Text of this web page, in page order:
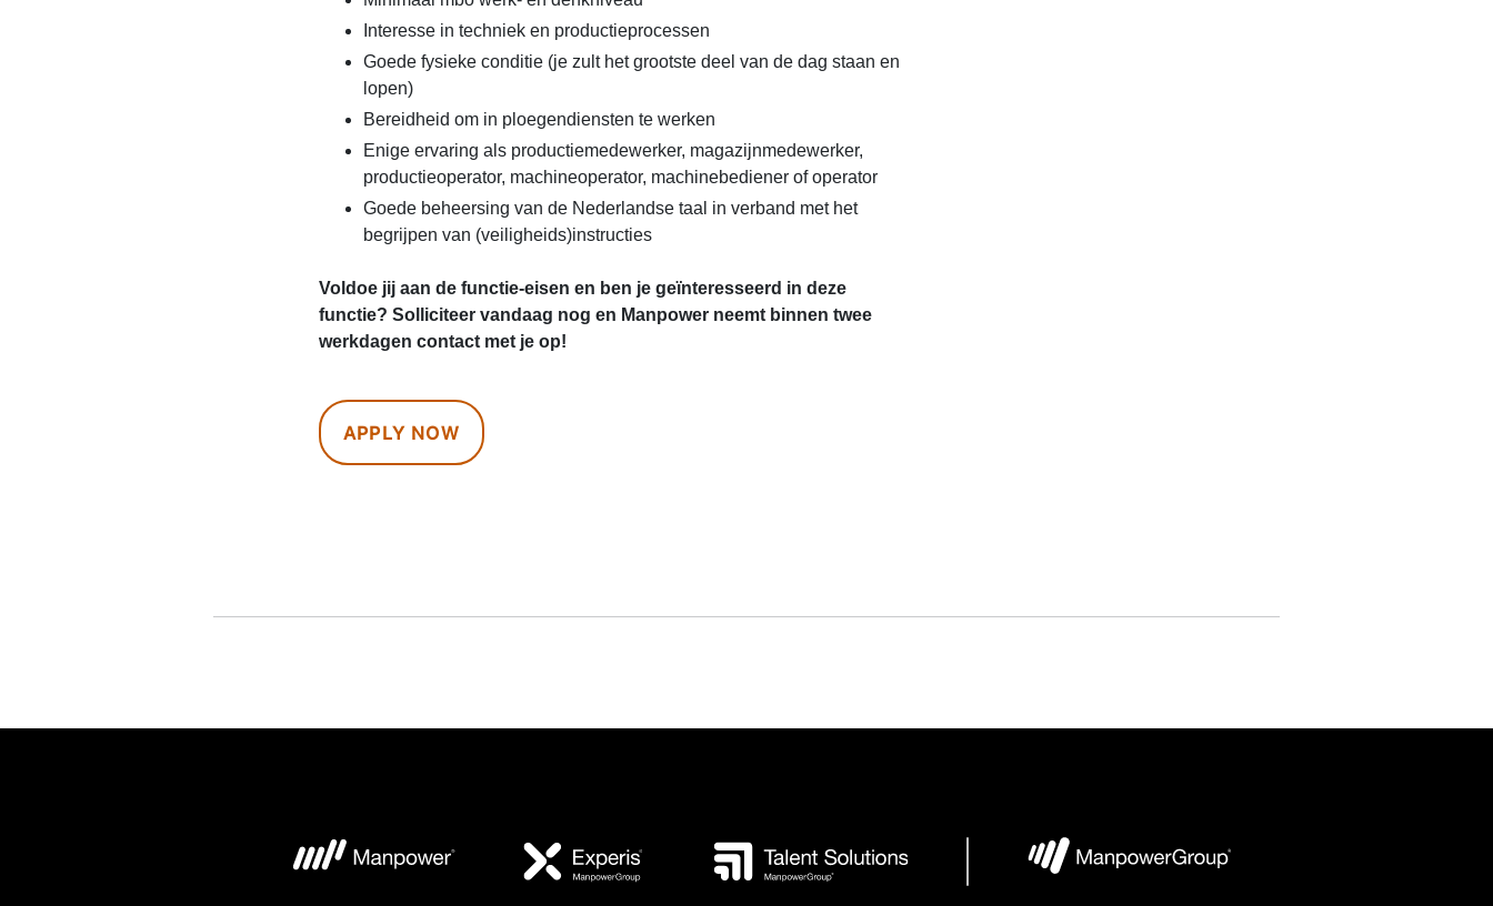
Interesse in techniek en productieprocessen
Goede fysieke conditie (je zult het grootste deel van de dag staan en
lopen)
Bereidheid om in ploegendiensten te werken
Enige ervaring als productiemedewerker, magazijnmedewerker,
productieoperator, machineoperator, machinebediener of operator
Goede beheersing van de Nederlandse taal in verband met het
begrijpen van (veiligheids)instructies
Voldoe jij aan de functie-eisen en ben je geïnteresseerd in deze
functie? Solliciteer vandaag nog en Manpower neemt binnen twee
werkdagen contact met je op!
APPLY NOW